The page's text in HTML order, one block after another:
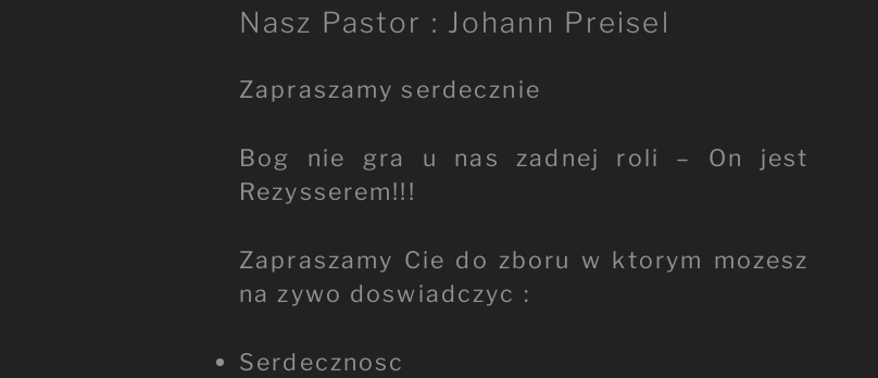
Nasz Pastor : Johann Preisel
Zapraszamy serdecznie
Bog nie gra u nas zadnej roli – On jest
Rezysserem!!!
Zapraszamy Cie do zboru w ktorym mozesz
na zywo doswiadczyc :
Serdecznosc